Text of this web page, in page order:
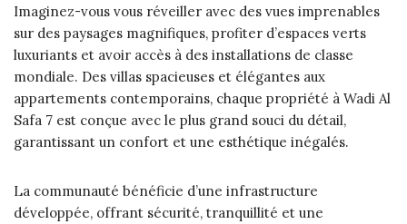
Imaginez-vous vous réveiller avec des vues imprenables
sur des paysages magnifiques, profiter d’espaces verts
luxuriants et avoir accès à des installations de classe
mondiale. Des villas spacieuses et élégantes aux
appartements contemporains, chaque propriété à Wadi Al
Safa 7 est conçue avec le plus grand souci du détail,
garantissant un confort et une esthétique inégalés.
La communauté bénéficie d’une infrastructure
développée, offrant sécurité, tranquillité et une